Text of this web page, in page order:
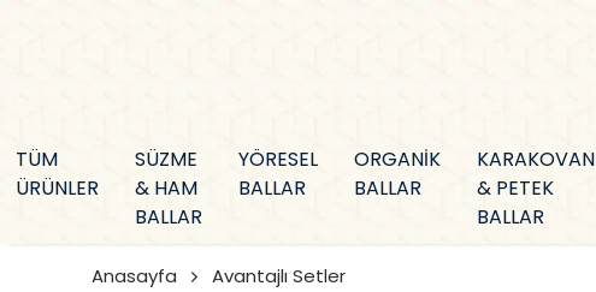
TÜM
ÜRÜNLER
SÜZME
& HAM
BALLAR
YÖRESEL
BALLAR
ORGANİK
BALLAR
KARAKOVAN
& PETEK
BALLAR
Anasayfa Avantajlı Setler